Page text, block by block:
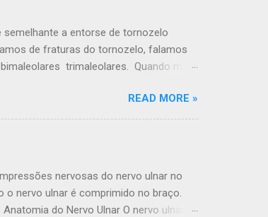
pró...
a entorse de tornozelo
de fraturas do tornozelo, falamos
trimaleolares. Quando mais
luxação com saída do tornozelo
do tornozelo? -"Torcer" ou girar o
ou cair - Impacto durante um
das fraturas de...
READ MORE »
nervosas do nervo ulnar no
nervo ulnar é comprimido no braço.
do Nervo Ulnar O nervo ulnar é